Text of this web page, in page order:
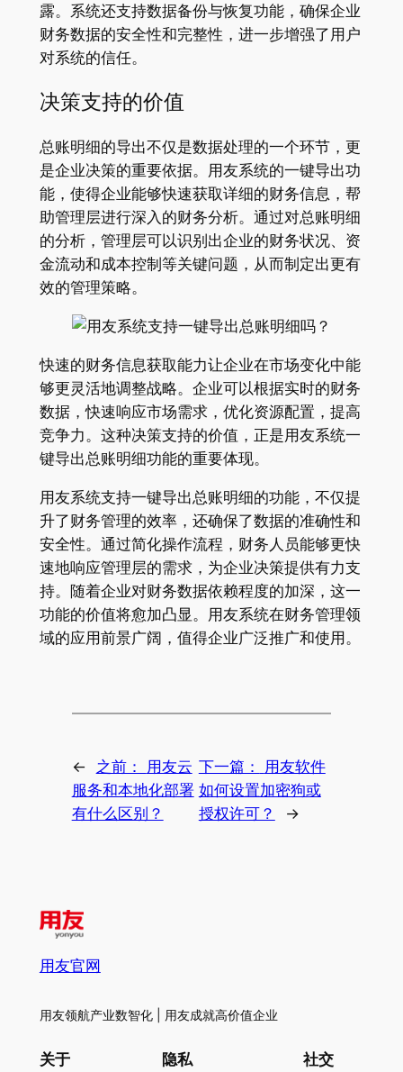
露。系统还支持数据备份与恢复功能，确保企业
财务数据的安全性和完整性，进一步增强了用户
对系统的信任。
决策支持的价值
总账明细的导出不仅是数据处理的一个环节，更
是企业决策的重要依据。用友系统的一键导出功
能，使得企业能够快速获取详细的财务信息，帮
助管理层进行深入的财务分析。通过对总账明细
的分析，管理层可以识别出企业的财务状况、资
金流动和成本控制等关键问题，从而制定出更有
效的管理策略。
快速的财务信息获取能力让企业在市场变化中能
够更灵活地调整战略。企业可以根据实时的财务
数据，快速响应市场需求，优化资源配置，提高
竞争力。这种决策支持的价值，正是用友系统一
键导出总账明细功能的重要体现。
用友系统支持一键导出总账明细的功能，不仅提
升了财务管理的效率，还确保了数据的准确性和
安全性。通过简化操作流程，财务人员能够更快
速地响应管理层的需求，为企业决策提供有力支
持。随着企业对财务数据依赖程度的加深，这一
功能的价值将愈加凸显。用友系统在财务管理领
域的应用前景广阔，值得企业广泛推广和使用。
← 之前：
用友云
服务和本地化部署
有什么区别？
下一篇：
用友软件
如何设置加密狗或
授权许可？
→
用友官网
用友领航产业数智化 | 用友成就高价值企业
关于 隐私 社交